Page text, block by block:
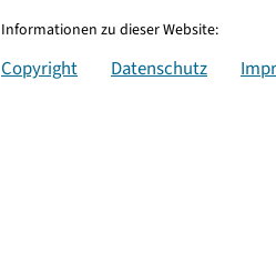
Informationen zu dieser Website:
Copyright Datenschutz